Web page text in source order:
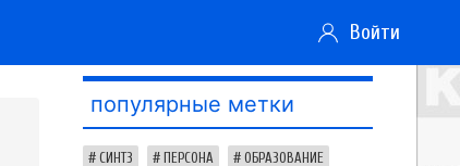
Войти
популярные метки
СИНТЗ ПЕРСОНА ОБРАЗОВАНИЕ